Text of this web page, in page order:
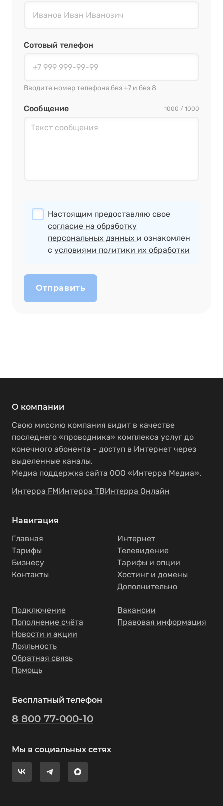
Сотовый телефон
Вводите номер телефона без +7 и без 8
Сообщение 1000 / 1000
Настоящим предоставляю свое
согласие на обработку
персональных данных и ознакомлен
с условиями политики их обработки
Отправить
О компании
Свою миссию компания видит в качестве
последнего «проводника» комплекса услуг до
конечного абонента - доступ в Интернет через
выделенные каналы.
Медиа поддержка сайта ООО «Интерра Медиа».
Интерра FMИнтерра ТВИнтерра Онлайн
Навигация
Главная
Тарифы
Бизнесу
Контакты
Интернет
Телевидение
Тарифы и опции
Хостинг и домены
Дополнительно
Подключение
Пополнение счёта
Новости и акции
Лояльность
Обратная связь
Помощь
Вакансии
Правовая информация
Бесплатный телефон
8 800 77-000-10
Мы в социальных сетях